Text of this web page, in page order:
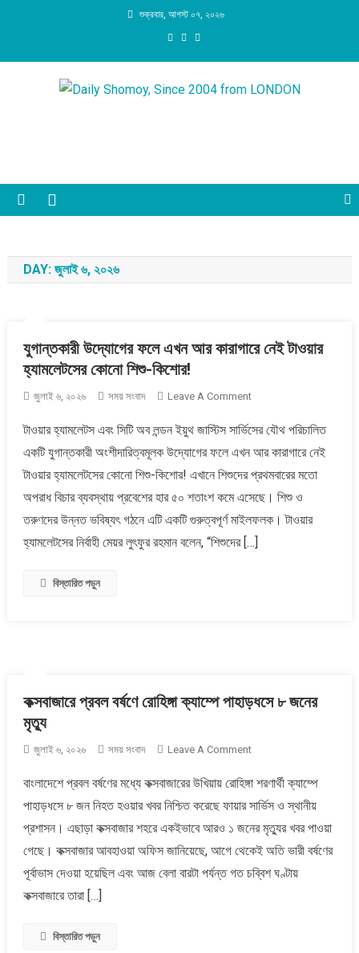
শুক্রবার, আগস্ট ০৭, ২০২৬
DAY: জুলাই ৬, ২০২৬
যুগান্তকারী উদ্যোগের ফলে এখন আর কারাগারে নেই টাওয়ার
হ্যামলেটসের কোনো শিশু-কিশোর!
জুলাই ৬, ২০২৬ সময় সংবাদ Leave A CommentOn
উদ্যোগের
ফলে
এখন
কারাগারে
নেই
টাওয়ার
টাওয়ার হ্যামলেটস এবং সিটি অব লন্ডন ইয়ুথ জাস্টিস সার্ভিসের যৌথ পরিচালিত
একটি যুগান্তকারী অংশীদারিত্বমূলক উদ্যোগের ফলে এখন আর কারাগারে নেই
টাওয়ার হ্যামলেটসের কোনো শিশু-কিশোর! এখানে শিশুদের প্রথমবারের মতো
অপরাধ বিচার ব্যবস্থায় প্রবেশের হার ৫০ শতাংশ কমে এসেছে। শিশু ও
তরুণদের উন্নত ভবিষ্যৎ গঠনে এটি একটি গুরুত্বপূর্ণ মাইলফলক। টাওয়ার
হ্যামলেটসের নির্বাহী মেয়র লুৎফুর রহমান বলেন, “শিশুদের […]
বিস্তারিত পড়ুন
কক্সবাজারে প্রবল বর্ষণে রোহিঙ্গা ক্যাম্পে পাহাড়ধসে ৮ জনের
মৃত্যু
জুলাই ৬, ২০২৬ সময় সংবাদ Leave A CommentOn
প্রবল
বর্ষণে
পাহাড়ধসে
৮
বাংলাদেশে প্রবল বর্ষণের মধ্যে কক্সবাজারের উখিয়ায় রোহিঙ্গা শরণার্থী ক্যাম্পে
পাহাড়ধসে ৮ জন নিহত হওয়ার খবর নিশ্চিত করেছে ফায়ার সার্ভিস ও স্থানীয়
প্রশাসন। এছাড়া কক্সবাজার শহরে একইভাবে আরও ১ জনের মৃত্যুর খবর পাওয়া
গেছে। কক্সবাজার আবহাওয়া অফিস জানিয়েছে, আগে থেকেই অতি ভারী বর্ষণের
পূর্বাভাস দেওয়া হয়েছিল এবং আজ বেলা বারটা পর্যন্ত গত চব্বিশ ঘণ্টায়
কক্সবাজারে তারা […]
বিস্তারিত পড়ুন